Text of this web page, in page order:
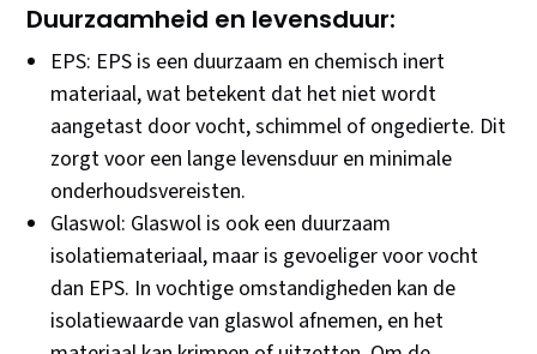
Duurzaamheid en levensduur:
EPS: EPS is een duurzaam en chemisch inert
materiaal, wat betekent dat het niet wordt
aangetast door vocht, schimmel of ongedierte. Dit
zorgt voor een lange levensduur en minimale
onderhoudsvereisten.
Glaswol: Glaswol is ook een duurzaam
isolatiemateriaal, maar is gevoeliger voor vocht
dan EPS. In vochtige omstandigheden kan de
isolatiewaarde van glaswol afnemen, en het